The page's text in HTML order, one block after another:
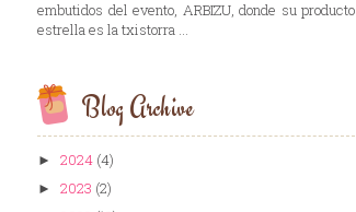
embutidos del evento, ARBIZU, donde su producto
estrella es la txistorra ...
Blog Archive
► 2024 (4)
► 2023 (2)